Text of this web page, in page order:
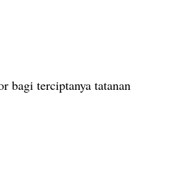
bagi terciptanya tatanan